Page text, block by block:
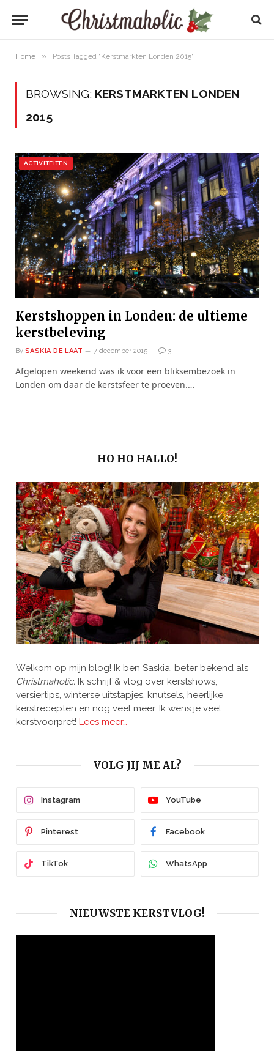
Home » Posts Tagged "Kerstmarkten Londen 2015"
BROWSING: KERSTMARKTEN LONDEN
2015
ACTIVITEITEN
Kerstshoppen in Londen: de ultieme
kerstbeleving
By SASKIA DE LAAT 7 december 2015 3
Afgelopen weekend was ik voor een bliksembezoek in
Londen om daar de kerstsfeer te proeven.…
HO HO HALLO!
Welkom op mijn blog! Ik ben Saskia, beter bekend als
Christmaholic. Ik schrijf & vlog over kerstshows,
versiertips, winterse uitstapjes, knutsels, heerlijke
kerstrecepten en nog veel meer. Ik wens je veel
kerstvoorpret! Lees meer…
VOLG JIJ ME AL?
Instagram YouTube
Pinterest Facebook
TikTok WhatsApp
NIEUWSTE KERSTVLOG!